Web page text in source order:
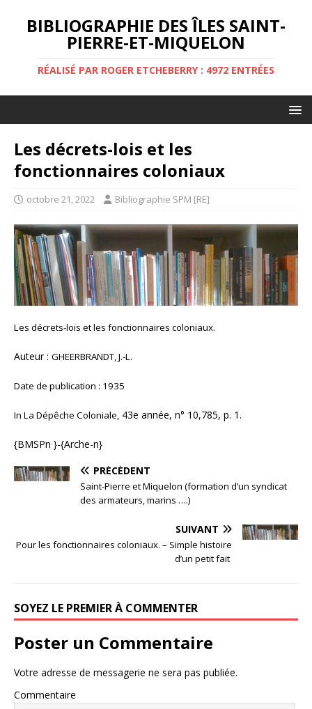
BIBLIOGRAPHIE DES ÎLES SAINT-
PIERRE-ET-MIQUELON
RÉALISÉ PAR ROGER ETCHEBERRY : 4972 ENTRÉES
Les décrets-lois et les
fonctionnaires coloniaux
octobre 21, 2022 Bibliographie SPM [RE]
Les décrets-lois et les fonctionnaires coloniaux.
Auteur : GHEERBRANDT, J.-L.
Date de publication : 1935
In La Dépêche Coloniale, 43e année, n° 10,785, p. 1.
{BMSPn }-{Arche-n}
PRÉCÉDENT
Saint-Pierre et Miquelon (formation d’un syndicat
des armateurs, marins ….)
SUIVANT
Pour les fonctionnaires coloniaux. – Simple histoire
d’un petit fait
SOYEZ LE PREMIER À COMMENTER
Poster un Commentaire
Votre adresse de messagerie ne sera pas publiée.
Commentaire